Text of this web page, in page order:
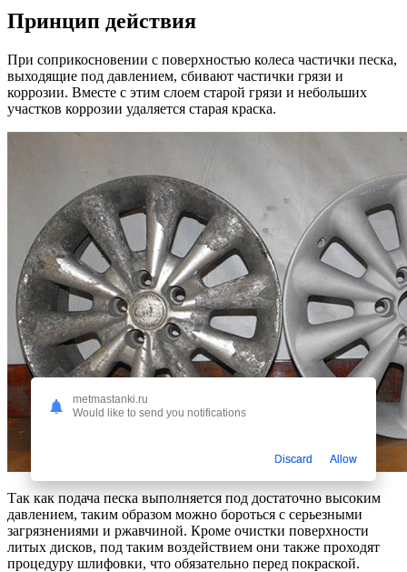
Принцип действия
При соприкосновении с поверхностью колеса частички песка,
выходящие под давлением, сбивают частички грязи и
коррозии. Вместе с этим слоем старой грязи и небольших
участков коррозии удаляется старая краска.
Так как подача песка выполняется под достаточно высоким
давлением, таким образом можно бороться с серьезными
загрязнениями и ржавчиной. Кроме очистки поверхности
литых дисков, под таким воздействием они также проходят
процедуру шлифовки, что обязательно перед покраской.
metmastanki.ru
Would like to send you notifications
Discard Allow